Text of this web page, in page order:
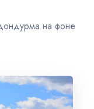
на фоне